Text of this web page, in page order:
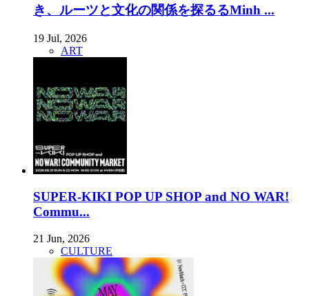
き、ルーツと文化の関係を探るるMinh ...
19 Jul, 2026
ART
SUPER-KIKI POP UP SHOP and NO WAR!
Commu...
21 Jun, 2026
CULTURE